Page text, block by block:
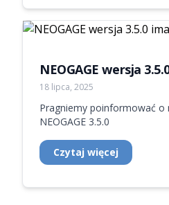
NEOGAGE wersja
18 lipca, 2025
Pragniemy poinformować
NEOGAGE 3.5.0
Czytaj więcej